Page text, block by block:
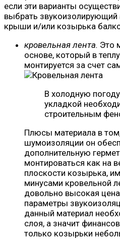
если эти варианты
выбрать звукоизолирующий
крыши и/или козырька
кровельная лента. Это
основе, который в
монтируется за счет
В холодную
укладкой
строительным
Плюсы материала в
шумоизоляции он
дополнительную
монтироваться как на
плоскости козырька,
минусами кровельной
довольно высокая
параметры
данный материал
слоя, а значит
только козырьки